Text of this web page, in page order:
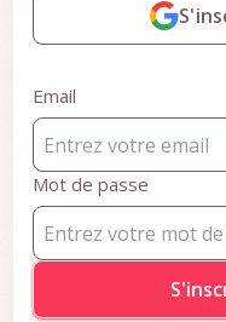
Email
Mot de passe
CONTENU
Pour
inscrivez-
accédez à
CRO
S'inscrire